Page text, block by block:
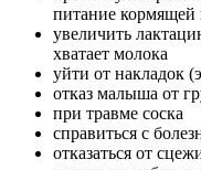
питание
увеличить
хватает молока
уйти от накладок
отказ малыша от
при травме соска
справиться с
отказаться от